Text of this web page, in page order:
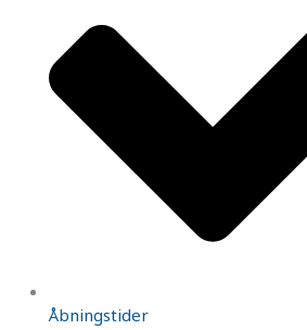
Åbningstider